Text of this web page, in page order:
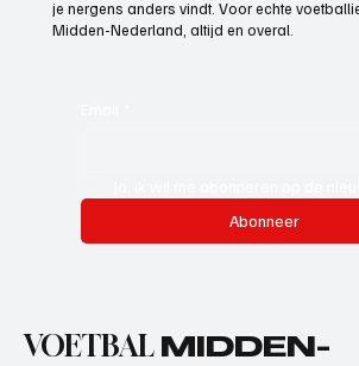
je nergens anders vindt. Voor echte
Midden-Nederland, altijd en overal.
Abonneer
VOETBAL MIDDEN-